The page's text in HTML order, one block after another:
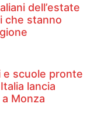
dell’estate
che stanno
e scuole pronte
lancia
Monza